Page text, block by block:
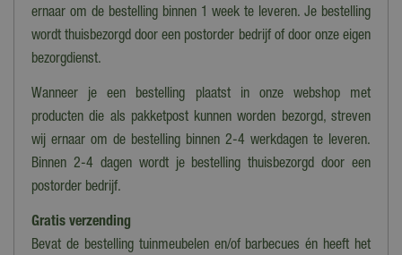
Bewegend
Geluid
Nee
Collectie
Lemax overig
ernaar om de bestelling binnen 1 week te leveren. Je bestelling
wordt thuisbezorgd door een postorder bedrijf of door onze eigen
bezorgdienst.
Wanneer je een bestelling plaatst in onze webshop met
producten die als pakketpost kunnen worden bezorgd, streven
wij ernaar om de bestelling binnen 2-4 werkdagen te leveren.
Binnen 2-4 dagen wordt je bestelling thuisbezorgd door een
postorder bedrijf.
Gratis verzending
Bevat de bestelling tuinmeubelen en/of barbecues én heeft het